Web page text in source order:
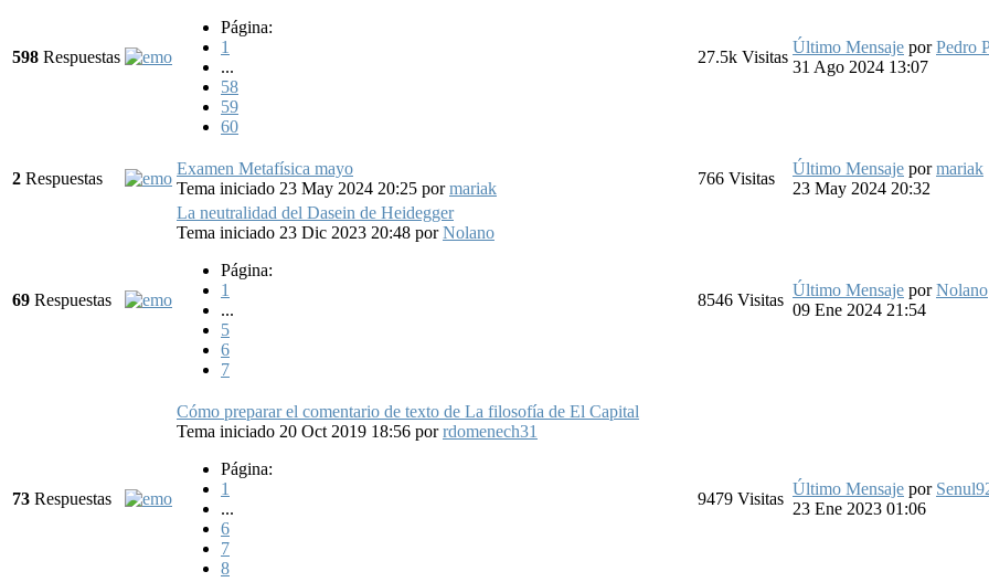
598 Respuestas
Página:
1
...
58
59
60
27.5k Visitas
Último Mensaje porPedro
31 Ago 2024 13:07
2 Respuestas
Examen Metafísica mayo
Tema iniciado 23 May 2024 20:25 pormariak
766 Visitas
Último Mensaje pormariak
23 May 2024 20:32
69 Respuestas
La neutralidad del Dasein de Heidegger
Tema iniciado 23 Dic 2023 20:48 porNolano
Página:
1
...
5
6
7
8546 Visitas
Último Mensaje porNolano
09 Ene 2024 21:54
73 Respuestas
Cómo preparar el comentario de texto de La filosofía de El Capital
Tema iniciado 20 Oct 2019 18:56 porrdomenech31
Página:
1
...
6
7
8
9479 Visitas
Último Mensaje por
23 Ene 2023 01:06